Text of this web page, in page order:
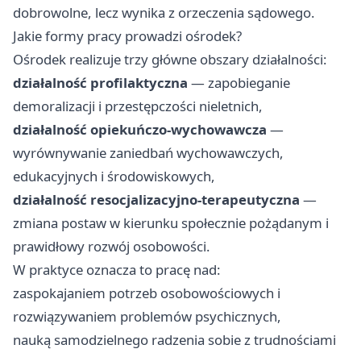
dobrowolne, lecz wynika z orzeczenia sądowego.
Jakie formy pracy prowadzi ośrodek?
Ośrodek realizuje trzy główne obszary działalności:
działalność profilaktyczna — zapobieganie
demoralizacji i przestępczości nieletnich,
działalność opiekuńczo-wychowawcza —
wyrównywanie zaniedbań wychowawczych,
edukacyjnych i środowiskowych,
działalność resocjalizacyjno-terapeutyczna —
zmiana postaw w kierunku społecznie pożądanym i
prawidłowy rozwój osobowości.
W praktyce oznacza to pracę nad:
zaspokajaniem potrzeb osobowościowych i
rozwiązywaniem problemów psychicznych,
nauką samodzielnego radzenia sobie z trudnościami